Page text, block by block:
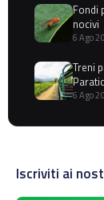
Fondi
nocivi
6 Ago
Treni
6 Ago
Iscriviti ai